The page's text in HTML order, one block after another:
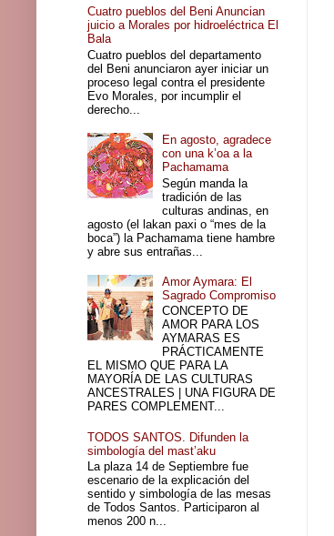
Cuatro pueblos del Beni Anuncian
juicio a Morales por hidroeléctrica El
Bala
Cuatro pueblos del departamento
del Beni anunciaron ayer iniciar un
proceso legal contra el presidente
Evo Morales, por incumplir el
derecho...
En agosto, agradece
con una k’oa a la
Pachamama
Según manda la
tradición de las
culturas andinas, en
agosto (el lakan paxi o “mes de la
boca”) la Pachamama tiene hambre
y abre sus entrañas...
Amor Aymara: El
Sagrado Compromiso
CONCEPTO DE
AMOR PARA LOS
AYMARAS ES
PRÁCTICAMENTE
EL MISMO QUE PARA LA
MAYORÍA DE LAS CULTURAS
ANCESTRALES | UNA FIGURA DE
PARES COMPLEMENT...
TODOS SANTOS. Difunden la
simbología del mast’aku
La plaza 14 de Septiembre fue
escenario de la explicación del
sentido y simbología de las mesas
de Todos Santos. Participaron al
menos 200 n...